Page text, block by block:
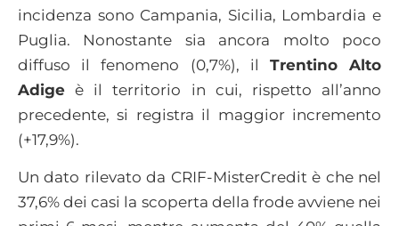
incidenza sono Campania, Sicilia, Lombardia e
Puglia. Nonostante sia ancora molto poco
diffuso il fenomeno (0,7%), il Trentino Alto
Adige è il territorio in cui, rispetto all’anno
precedente, si registra il maggior incremento
(+17,9%).
Un dato rilevato da CRIF-MisterCredit è che nel
37,6% dei casi la scoperta della frode avviene nei